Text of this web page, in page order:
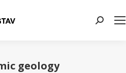
Search:
geology